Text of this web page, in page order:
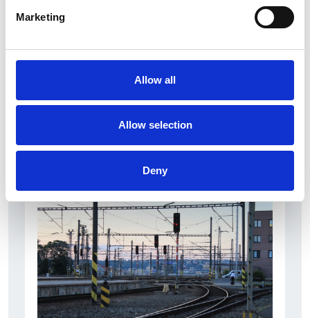
Marketing
Allow all
Allow selection
Deny
La Škoda avvia la produzione del suo SUV Peaq
Repubblica Ceca